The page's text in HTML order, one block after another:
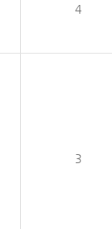
4
3